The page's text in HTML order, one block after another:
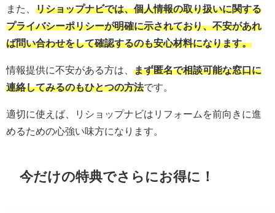
また、 リショップナビでは、個人情報の取り扱いに関する
プライバシーポリシーが明確に示されており、不安があれ
ば問い合わせをして確認するのも安心材料になります。
情報提供に不安がある方は、 まず匿名で相談可能な窓口に
連絡してみるのもひとつの方法です。
適切に使えば、リショップナビはリフォームを前向きに進
めるための心強い味方になります。
今だけの特典でさらにお得に！